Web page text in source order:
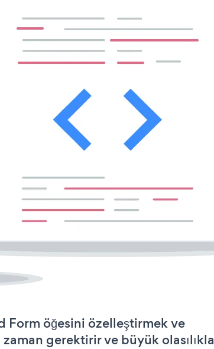
Form öğesini özelleştirmek ve
gerektirir ve büyük olasılıkla